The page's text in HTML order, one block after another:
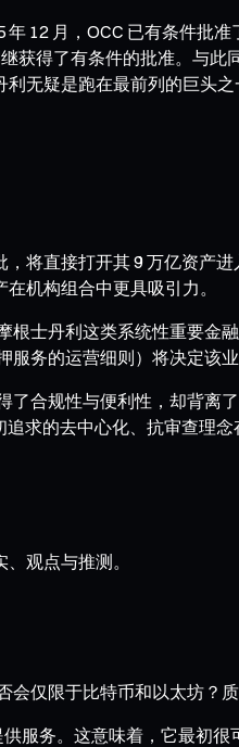
12 月，OCC 已有条件批
获得了有条件的批准。与
无疑是跑在最前列的巨头之
将直接打开其 9 万亿资产
机构组合中更具吸引力。
士丹利这类系统性重要
务的运营细则）将决定该业
合规性与便利性，却背离
求的去中心化、抗审查理念
观点与推测。
仅限于比特币和以太坊？
服务。这意味着，它最初